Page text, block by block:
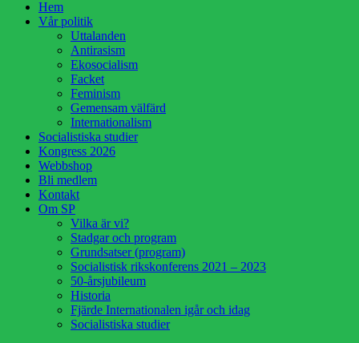
HoppaHem
Vår politik
Uttalanden
Antirasism
Ekosocialism
Facket
Feminism
Gemensam välfärd
Internationalism
Socialistiska studier
Kongress 2026
Webbshop
Bli medlem
Kontakt
Om SP
Vilka är vi?
Stadgar och program
Grundsatser (program)
Socialistisk rikskonferens 2021 – 2023
50-årsjubileum
Historia
Fjärde Internationalen igår och idag
Socialistiska studier